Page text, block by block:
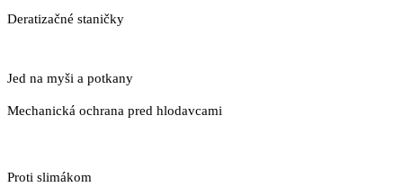
Deratizačné staničky
Jed na myši a potkany
Mechanická ochrana pred hlodavcami
Proti slimákom